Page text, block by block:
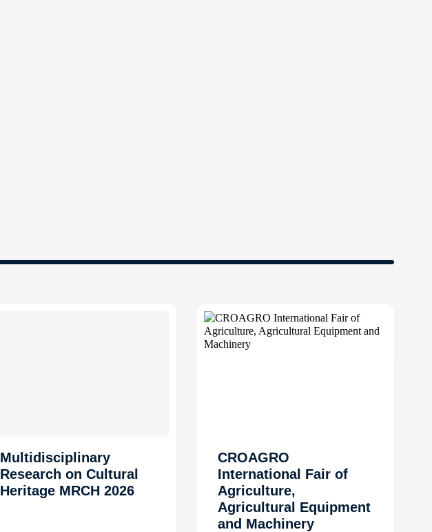
Multidisciplinary
Research on Cultural
Heritage MRCH 2026
CROAGRO
International Fair of
Agriculture,
Agricultural Equipment
and Machinery